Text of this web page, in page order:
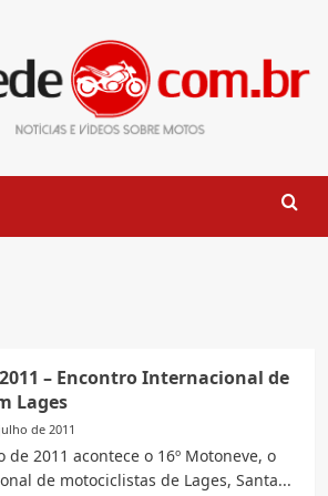
2011 – Encontro Internacional de
Lages
de 2011
de 2011 acontece o 16º Motoneve, o
de motociclistas de Lages, Santa...